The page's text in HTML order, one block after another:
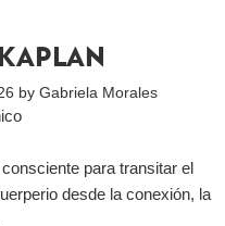
by Gabriela Morales
para transitar el
desde la conexión, la